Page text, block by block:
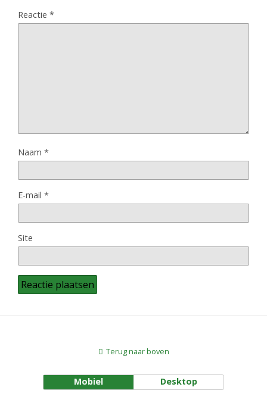
Reactie *
Naam *
E-mail *
Site
Terug naar boven
Mobiel Desktop